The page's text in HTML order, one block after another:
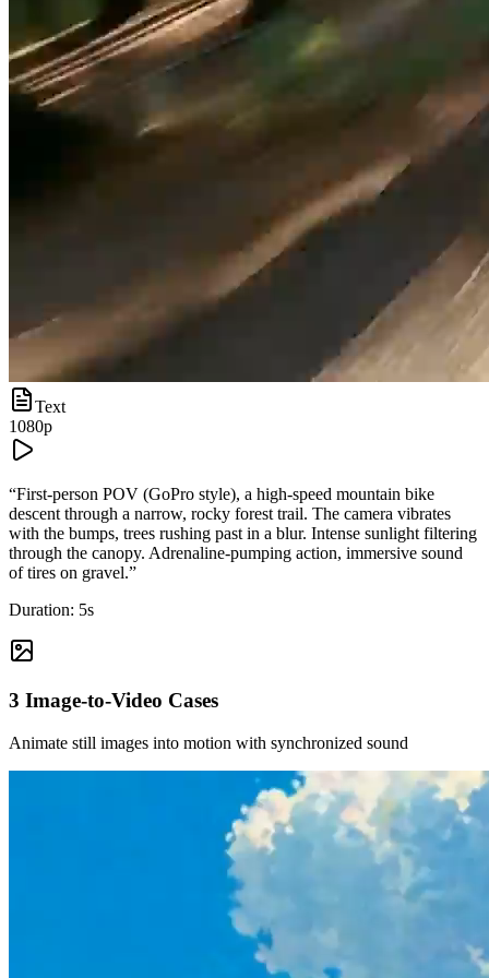
Text
1080p
“First-person POV (GoPro style), a high-speed mountain bike
descent through a narrow, rocky forest trail. The camera vibrates
with the bumps, trees rushing past in a blur. Intense sunlight filtering
through the canopy. Adrenaline-pumping action, immersive sound
of tires on gravel.”
Duration: 5s
3 Image-to-Video Cases
Animate still images into motion with synchronized sound